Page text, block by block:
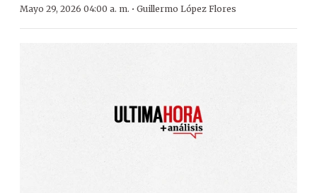
Mayo 29, 2026 04:00 a. m. · Guillermo López Flores